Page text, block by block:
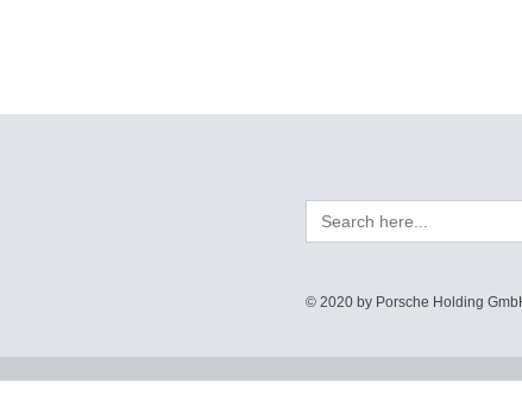
Search
for:
© 2020 by Porsche Holding